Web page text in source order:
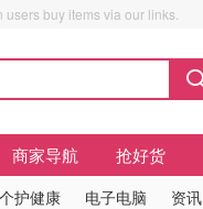
buy items via our links.
商家导航 抢好货
个护健康 电子电脑 资讯